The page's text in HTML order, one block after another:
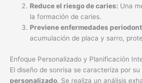
Reduce el riesgo de caries: Una
la formación de caries.
Previene enfermedades
acumulación de placa y sarro,
Enfoque Personalizado y Planificación
El diseño de sonrisa se caracteriza por su
personalizado. Se realiza un análisis